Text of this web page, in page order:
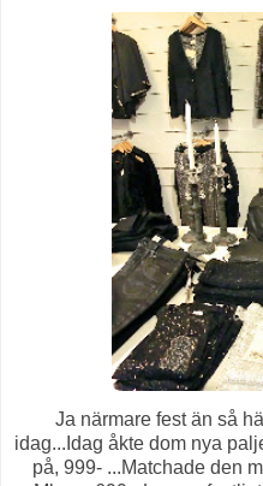
Ja närmare fest än så
idag...Idag åkte dom nya
på, 999- ...Matchade den